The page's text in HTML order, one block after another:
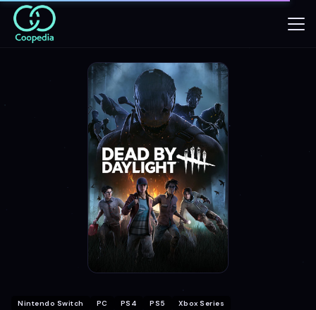
Nintendo Switch PC PS4 PS5 Xbox Series